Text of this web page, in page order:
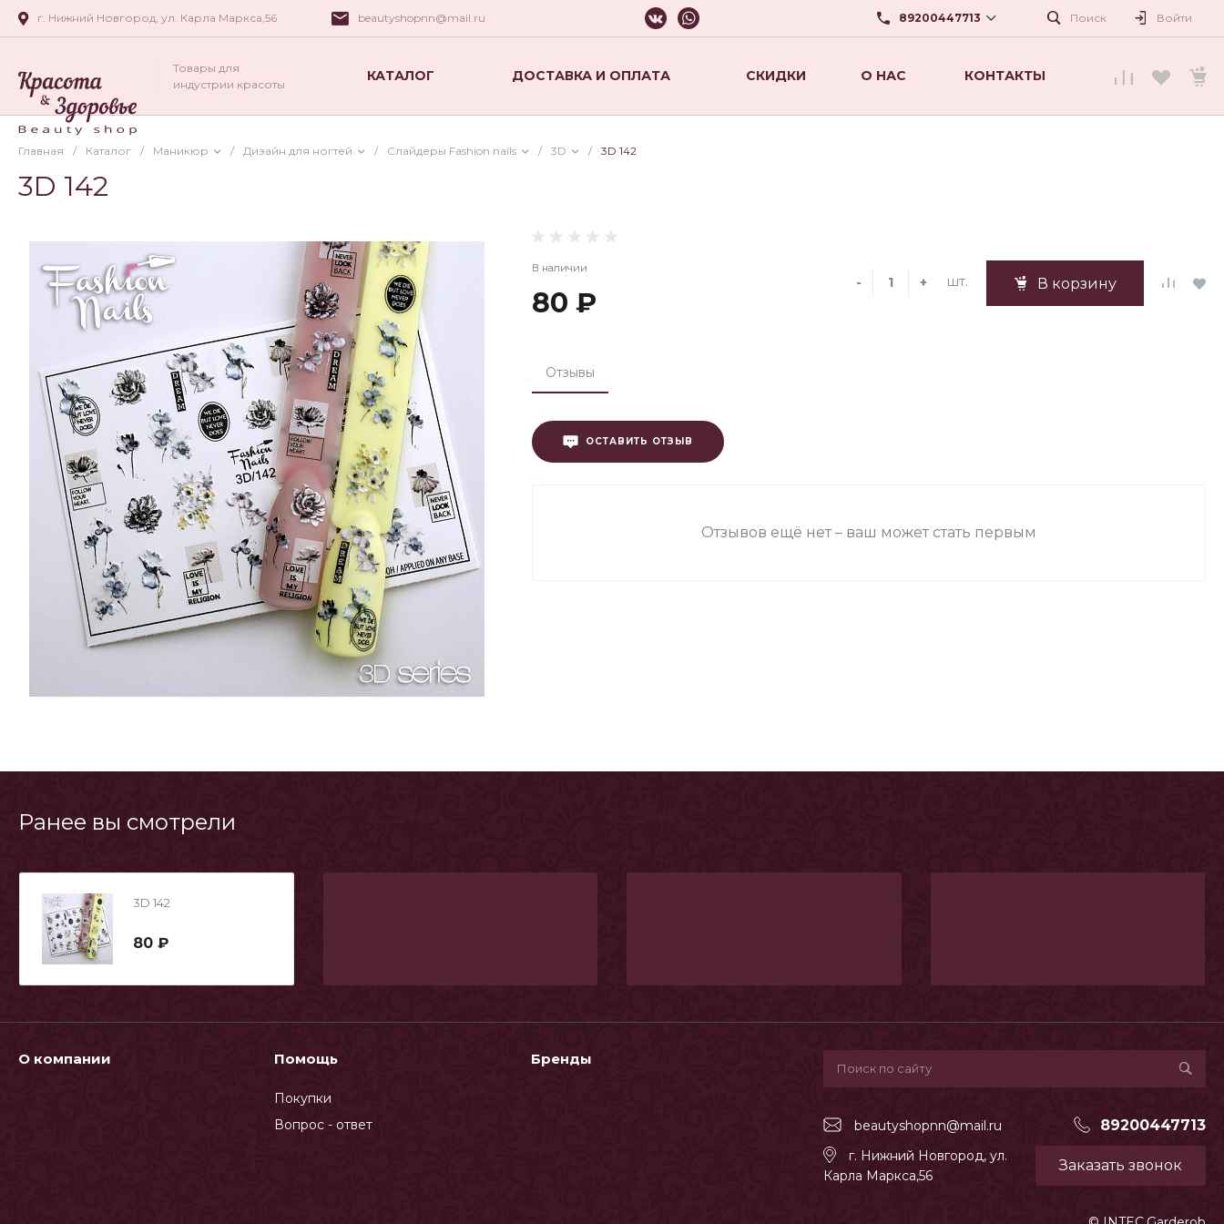
г. Нижний Новгород, ул. Карла Маркса,56 beautyshopnn@mail.ru 89200447713
Карла Маркса,56
Поиск Войти
Товары для
индустрии красоты
КАТАЛОГ ДОСТАВКА И ОПЛАТА СКИДКИ О НАС КОНТАКТЫ
Главная / Каталог / Маникюр / Дизайн для ногтей / Слайдеры Fashion nails / 3D / 3D 142
3D 142
В наличии
80 ₽
- + шт. В корзину
Отзывы
ОСТАВИТЬ ОТЗЫВ
Отзывов ещё нет – ваш может стать первым
Ранее вы смотрели
3D 142
80 ₽
О компании Помощь
Покупки
Вопрос - ответ
Бренды
beautyshopnn@mail.ru 89200447713
г. Нижний Новгород, ул.
Карла Маркса,56
Заказать звонок